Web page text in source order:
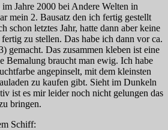
Jahre 2000 bei Andere Welten in
mein 2. Bausatz den ich fertig gestellt
schon letztes Jahr, hatte dann aber keine
zu stellen. Das habe ich dann vor ca.
gemacht. Das zusammen kleben ist eine
Bemalung braucht man ewig. Ich habe
angepinselt, mit dem kleinsten
zu kaufen gibt. Sieht im Dunkeln
ist es mir leider noch nicht gelungen das
bringen.
Schiff: